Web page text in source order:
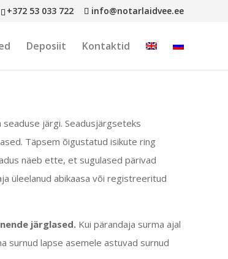
+372 53 033 722 info@notarlaidvee.ee
Deposiit Kontaktid
järgi. Seadusjärgseteks
Täpsem õigustatud isikute ring
näeb ette, et sugulased pärivad
üleelanud abikaasa või registreeritud
järglased. Kui pärandaja surma ajal
surnud lapse asemele astuvad surnud